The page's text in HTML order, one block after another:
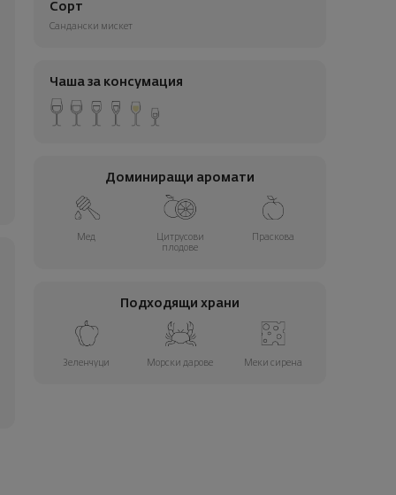
Сорт
Сандански мискет
Чаша за консумация
Доминиращи аромати
Мед
Цитрусови
плодове
Праскова
Подходящи храни
Зеленчуци Морски дарове Меки сирена